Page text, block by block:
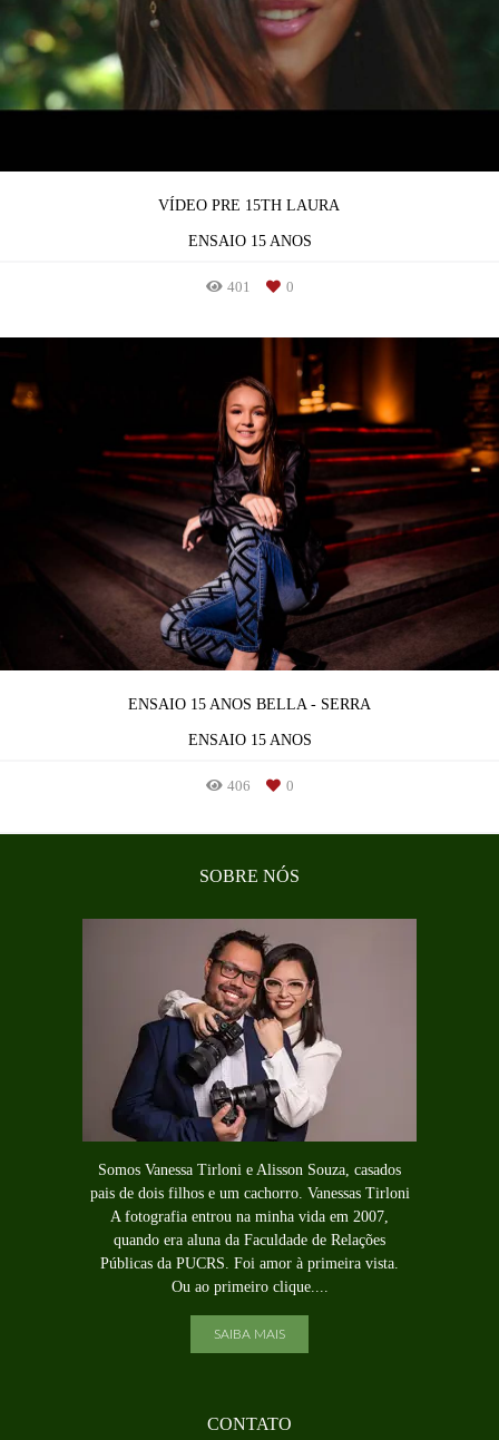
VÍDEO PRE 15TH LAURA
ENSAIO 15 ANOS
401 0
ENSAIO 15 ANOS BELLA - SERRA
ENSAIO 15 ANOS
406 0
SOBRE NÓS
Somos Vanessa Tirloni e Alisson Souza, casados
pais de dois filhos e um cachorro. Vanessas Tirloni
A fotografia entrou na minha vida em 2007,
quando era aluna da Faculdade de Relações
Públicas da PUCRS. Foi amor à primeira vista.
Ou ao primeiro clique....
SAIBA MAIS
CONTATO